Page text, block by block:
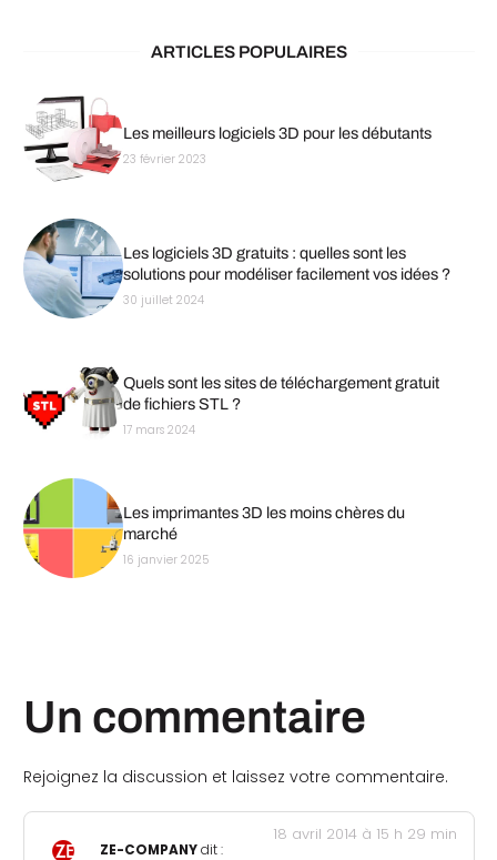
ARTICLES POPULAIRES
Les meilleurs logiciels 3D pour les débutants
23 février 2023
Les logiciels 3D gratuits : quelles sont les
solutions pour modéliser facilement vos idées ?
30 juillet 2024
Quels sont les sites de téléchargement gratuit
de fichiers STL ?
17 mars 2024
Les imprimantes 3D les moins chères du
marché
16 janvier 2025
Un commentaire
Rejoignez la discussion et laissez votre commentaire.
ZE-COMPANY dit :
18 avril 2014 à 15 h 29 min